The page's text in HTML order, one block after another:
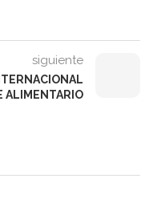
siguiente
ALIMENTARIO